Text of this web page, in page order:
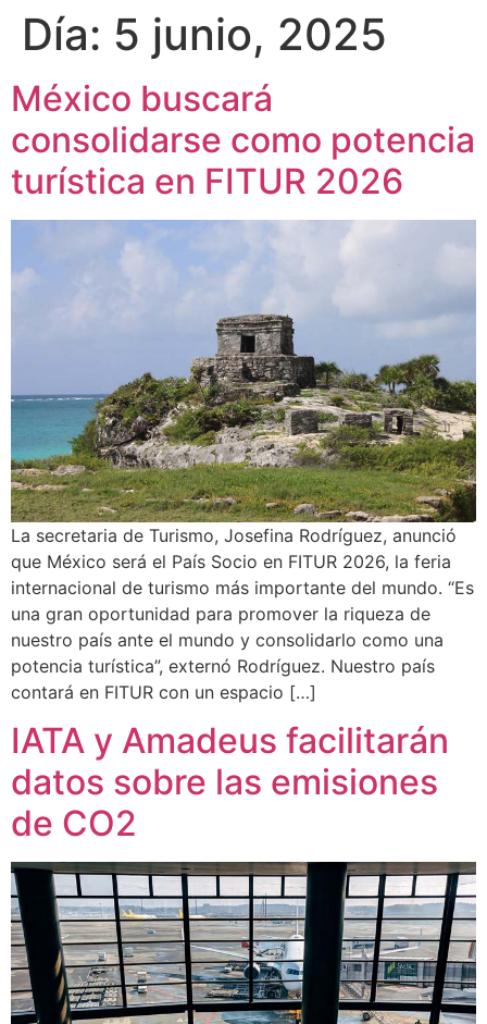
Día: 5 junio, 2025
México buscará
consolidarse como potencia
turística en FITUR 2026
La secretaria de Turismo, Josefina Rodríguez, anunció
que México será el País Socio en FITUR 2026, la feria
internacional de turismo más importante del mundo. “Es
una gran oportunidad para promover la riqueza de
nuestro país ante el mundo y consolidarlo como una
potencia turística”, externó Rodríguez. Nuestro país
contará en FITUR con un espacio […]
IATA y Amadeus facilitarán
datos sobre las emisiones
de CO2